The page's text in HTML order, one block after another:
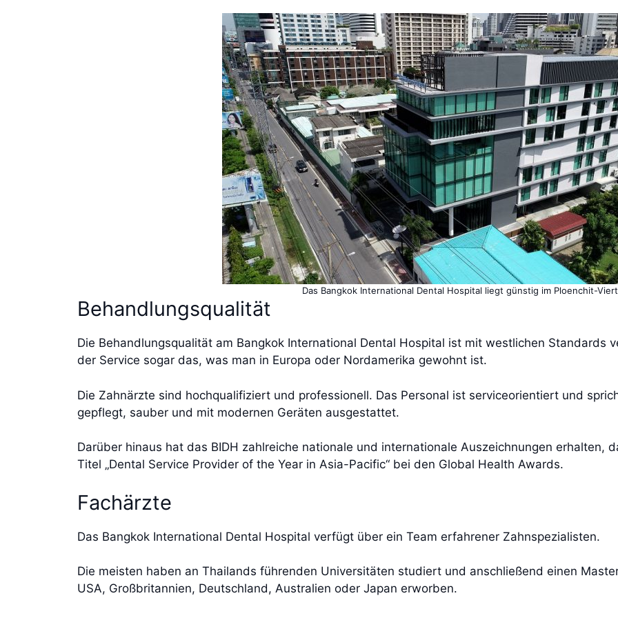
Das Bangkok International Dental Hospital liegt günstig im Ploenchit-
Behandlungsqualität
Die Behandlungsqualität am Bangkok International Dental Hospital ist mit westlichen Standards
der Service sogar das, was man in Europa oder Nordamerika gewohnt ist.
Die Zahnärzte sind hochqualifiziert und professionell. Das Personal ist serviceorientiert und
gepflegt, sauber und mit modernen Geräten ausgestattet.
Darüber hinaus hat das BIDH zahlreiche nationale und internationale Auszeichnungen erhalten,
Titel „Dental Service Provider of the Year in Asia-Pacific“ bei den Global Health Awards.
Fachärzte
Das Bangkok International Dental Hospital verfügt über ein Team erfahrener Zahnspezialisten.
Die meisten haben an Thailands führenden Universitäten studiert und anschließend einen
USA, Großbritannien, Deutschland, Australien oder Japan erworben.